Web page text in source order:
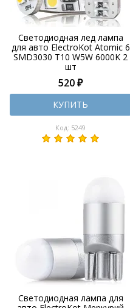
Светодиодная лед лампа
для авто ElectroKot Atomic 6
SMD3030 T10 W5W 6000K 2
шт
520 ₽
КУПИТЬ
Код: 5249
Светодиодная лампа для